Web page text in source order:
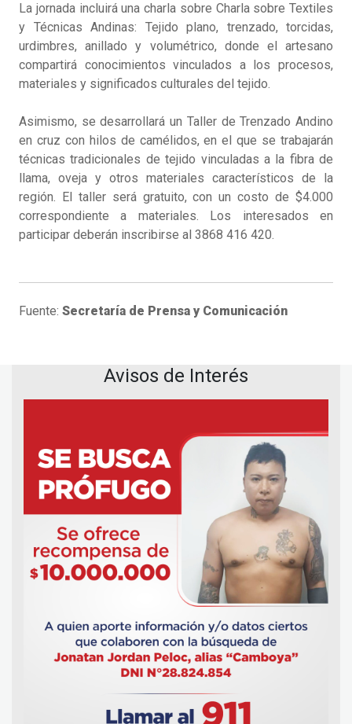
La jornada incluirá una charla sobre Charla sobre Textiles
y Técnicas Andinas: Tejido plano, trenzado, torcidas,
urdimbres, anillado y volumétrico, donde el artesano
compartirá conocimientos vinculados a los procesos,
materiales y significados culturales del tejido.
Asimismo, se desarrollará un Taller de Trenzado Andino
en cruz con hilos de camélidos, en el que se trabajarán
técnicas tradicionales de tejido vinculadas a la fibra de
llama, oveja y otros materiales característicos de la
región. El taller será gratuito, con un costo de $4.000
correspondiente a materiales. Los interesados en
participar deberán inscribirse al 3868 416 420.
Fuente: Secretaría de Prensa y Comunicación
Avisos de Interés